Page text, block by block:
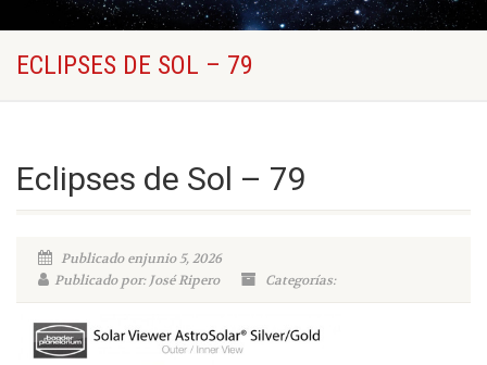
ECLIPSES DE SOL – 79
Eclipses de Sol – 79
Publicado enjunio 5, 2026
Publicado por: José Ripero
Categorías: